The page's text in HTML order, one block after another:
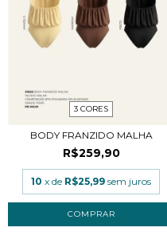
3 CORES
BODY FRANZIDO MALHA
R$259,90
10 x de R$25,99 sem juros
COMPRAR